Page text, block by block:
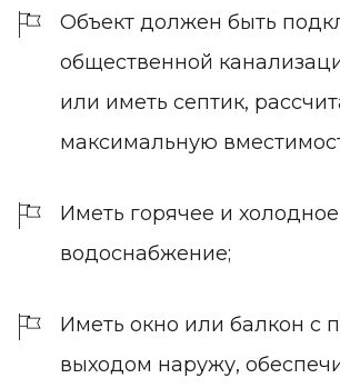
Объект должен быть
общественной
или иметь септик,
максимальную
Иметь горячее и холодное
водоснабжение;
Иметь окно или балкон с
выходом наружу,